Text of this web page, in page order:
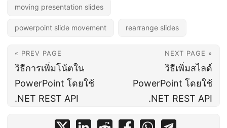
moving presentation slides
powerpoint slide movement rearrange slides
« PREV PAGE
วิธีการเพิ่มโน้ตใน
PowerPoint โดยใช้
.NET REST API
NEXT PAGE »
วิธีเพิ่มสไลด์
PowerPoint โดยใช้
.NET REST API